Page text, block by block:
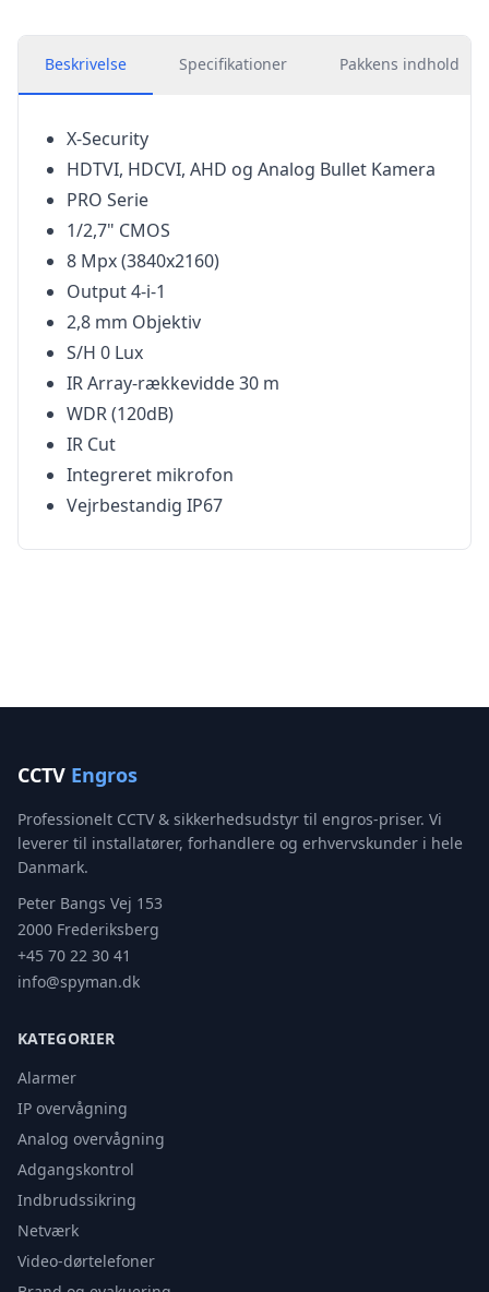
Beskrivelse Specifikationer Pakkens indhold
X-Security
HDTVI, HDCVI, AHD og Analog Bullet Kamera
PRO Serie
1/2,7" CMOS
8 Mpx (3840x2160)
Output 4-i-1
2,8 mm Objektiv
S/H 0 Lux
IR Array-rækkevidde 30 m
WDR (120dB)
IR Cut
Integreret mikrofon
Vejrbestandig IP67
CCTV Engros
Professionelt CCTV & sikkerhedsudstyr til engros-priser. Vi
leverer til installatører, forhandlere og erhvervskunder i hele
Danmark.
Peter Bangs Vej 153
2000 Frederiksberg
+45 70 22 30 41
info@spyman.dk
KATEGORIER
Alarmer
IP overvågning
Analog overvågning
Adgangskontrol
Indbrudssikring
Netværk
Video-dørtelefoner